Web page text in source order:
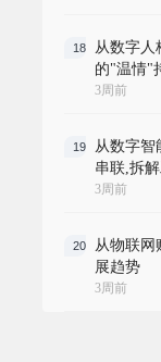
18
从数字人
的"温情"
3周前
19
从数字智
串联,拆
3周前
20
从物联网
展趋势
3周前